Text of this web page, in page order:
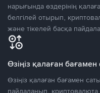
нарығында өздерінің
белгілей отырып,
және тікелей басқа
Өзіңіз қалаған
Өзіңіз қалаған бағамен
пайдаланып,